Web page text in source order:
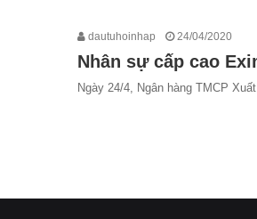
dautuhoinhap 24/04/2020
Nhân sự cấp cao
Ngày 24/4, Ngân hàng TMCP